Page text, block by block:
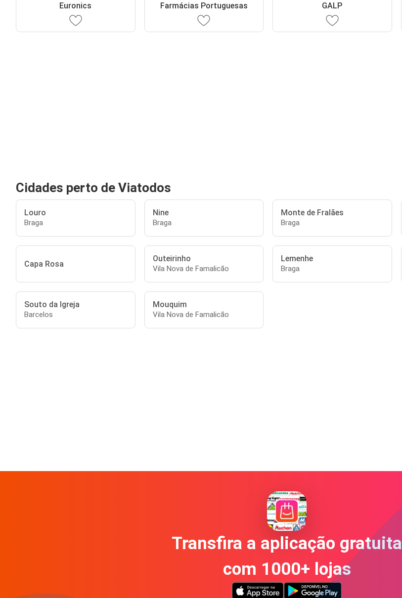
Euronics Farmácias Portuguesas GALP
Cidades perto de Viatodos
Louro
Braga
Nine
Braga
Monte de Fralães
Braga
Capa Rosa
Outeirinho
Vila Nova de Famalicão
Lemenhe
Braga
Souto da Igreja
Barcelos
Mouquim
Vila Nova de Famalicão
Transfira a aplicação gratuita
com 1000+ lojas